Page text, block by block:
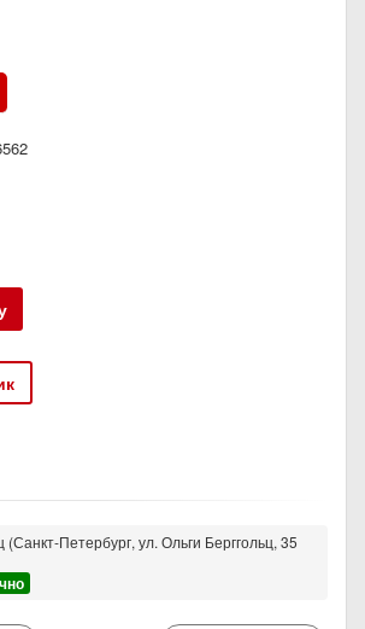
(Санкт-Петербург, ул. Ольги Берггольц, 35